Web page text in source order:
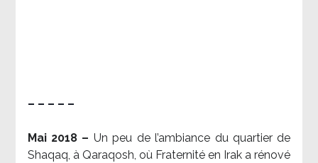
– – – – –
Mai 2018 – Un peu de l’ambiance du quartier de
Shaqaq, à Qaraqosh, où Fraternité en Irak a rénové